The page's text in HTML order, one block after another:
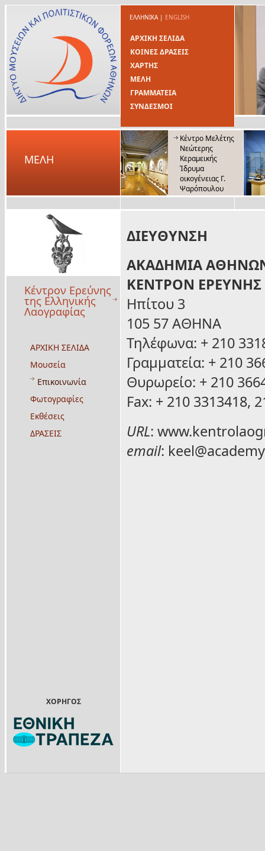
ΕΛΛΗΝΙΚΑ| ENGLISH
ΑΡΧΙΚΗ ΣΕΛΙΔΑ
ΚΟΙΝΕΣ ΔΡΑΣΕΙΣ
ΧΑΡΤΗΣ
ΜΕΛΗ
ΓΡΑΜΜΑΤΕΙΑ
ΣΥΝΔΕΣΜΟΙ
ΜΕΛΗ
Κέντρο Μελέτης
Νεώτερης
Κεραμεικής
Ίδρυμα
οικογένειας Γ.
Ψαρόπουλου
Κέντρον Ερεύνης
της Ελληνικής
Λαογραφίας
ΑΡΧΙΚΗ ΣΕΛΙΔΑ
Μουσεία
Επικοινωνία
Φωτογραφίες
Εκθέσεις
ΔΡΑΣΕΙΣ
ΔΙΕΥΘΥΝΣΗ
ΑΚΑΔΗΜΙΑ
ΚΕΝΤΡΟΝ ΕΡΕΥΝΗΣ
Ηπίτου 3
105 57 ΑΘΗΝΑ
Τηλέφωνα: + 210
Γραμματεία: + 210
Θυρωρείο: + 210
Fax: + 210 3313418,
URL:
email:
ΧΟΡΗΓΟΣ